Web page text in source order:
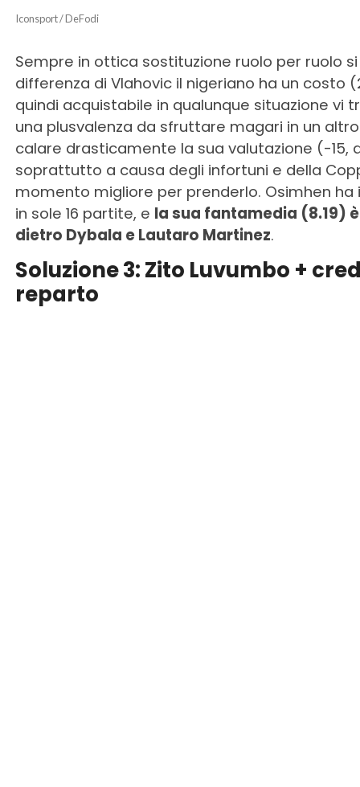
Iconsport / DeFodi
Sempre in ottica sostituzione ruolo per ruolo
differenza di Vlahovic il nigeriano ha un
quindi acquistabile in qualunque situazione
una plusvalenza da sfruttare magari in un
calare drasticamente la sua valutazione (-15,
soprattutto a causa degli infortuni e della
momento migliore per prenderlo. Osimhen
in sole 16 partite, e la sua fantamedia (8.19)
dietro Dybala e Lautaro Martinez.
Soluzione 3: Zito Luvumbo +
reparto